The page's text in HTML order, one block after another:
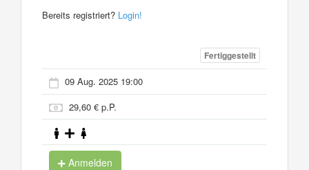
Bereits registriert? Login!
Fertiggestellt
09 Aug. 2025 19:00
29,60 € p.P.
Anmelden